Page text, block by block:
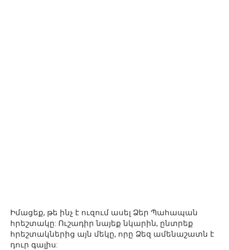
Իմացեք, թե ինչ է ուզում ասել Ձեր Պահապան
հրեշտակը: Ուշադիր նայեք նկարին, ընտրեք
հրեշտակներից այն մեկը, որը Ձեզ ամենաշատն է
դուր գալիս: